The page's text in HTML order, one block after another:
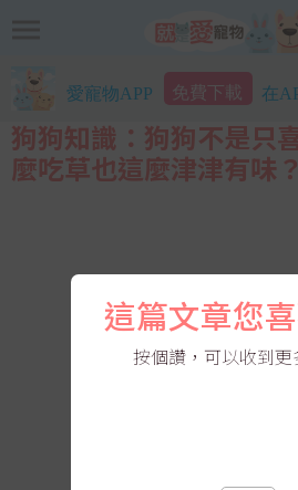
愛寵物APP 免費下載 在
狗狗知識：狗狗不是只
麼吃草也這麼津津有味？
這篇文章您
按個讚，可以收到